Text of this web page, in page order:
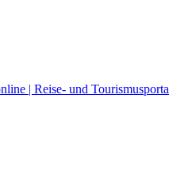
| Reise- und